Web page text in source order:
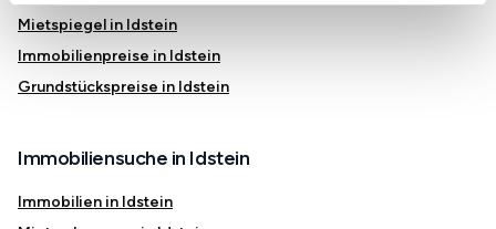
Mietspiegel in Idstein
Immobilienpreise in Idstein
Grundstückspreise in Idstein
Immobiliensuche in Idstein
Immobilien in Idstein